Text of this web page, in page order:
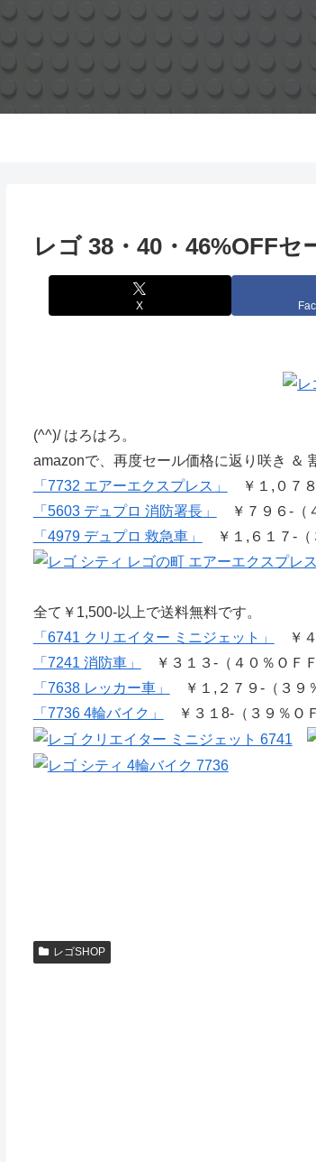
レゴ 38・40・46%OFFセ
X
(^^)/ はろはろ。
amazonで、再度セール価格に返り咲き ＆
「7732 エアーエクスプレス」
￥１,０７
「5603 デュプロ 消防署長」
￥７９６-（
「4979 デュプロ 救急車」
￥１,６１７-（
全て￥1,500-以上で送料無料です。
「6741 クリエイター ミニジェット」
￥４
「7241 消防車」
￥３１３-（４０％ＯＦＦ
「7638 レッカー車」
￥１,２７９-（３９
「7736 4輪バイク」
￥３１8-（３９％ＯＦ
レゴSHOP